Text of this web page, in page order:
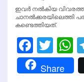
ഇവര്‍ നല്‍കിയ
ചാനല്‍ക്കരയിലെത്തി
കണ്ടെത്തിയത്.
Share